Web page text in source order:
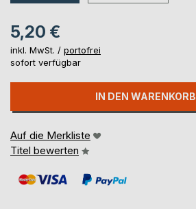
5,20 €
inkl. MwSt. / portofrei
sofort verfügbar
IN DEN WARENKORB
Auf die Merkliste
Titel bewerten